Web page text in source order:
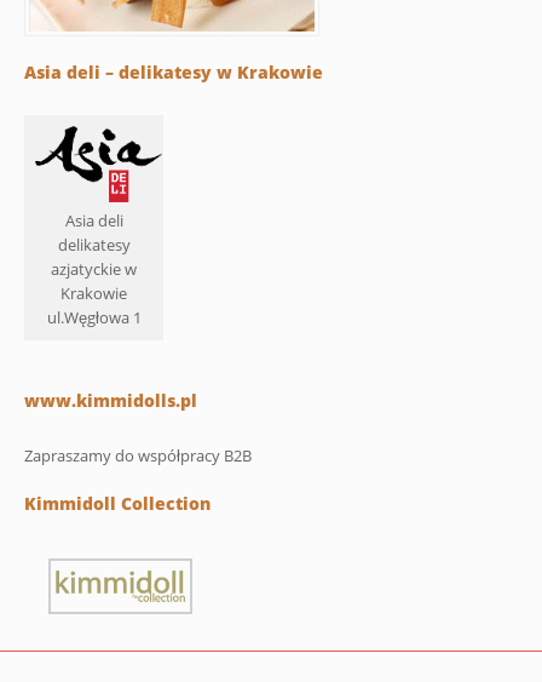
Asia deli – delikatesy w Krakowie
Asia deli
delikatesy
azjatyckie w
Krakowie
ul.Węgłowa 1
www.kimmidolls.pl
Zapraszamy do współpracy B2B
Kimmidoll Collection